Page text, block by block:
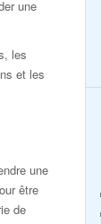
une
les
et les
une
être
de